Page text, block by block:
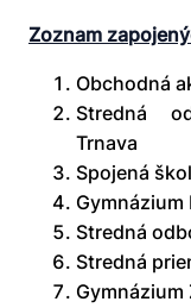
Zoznam
Obchodná
Stredná
Trnava
Spojená
Gymnázium
Stredná
Stredná
Gymnázium